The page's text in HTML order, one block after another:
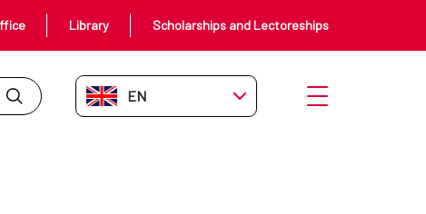
Library Scholarships and Lectoreships
EN-GB Open menu